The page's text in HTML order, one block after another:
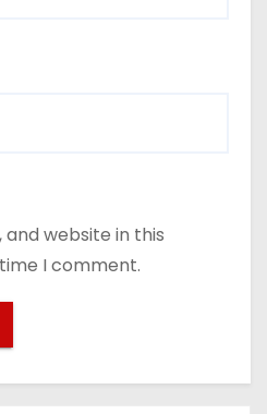
and website in this
I comment.